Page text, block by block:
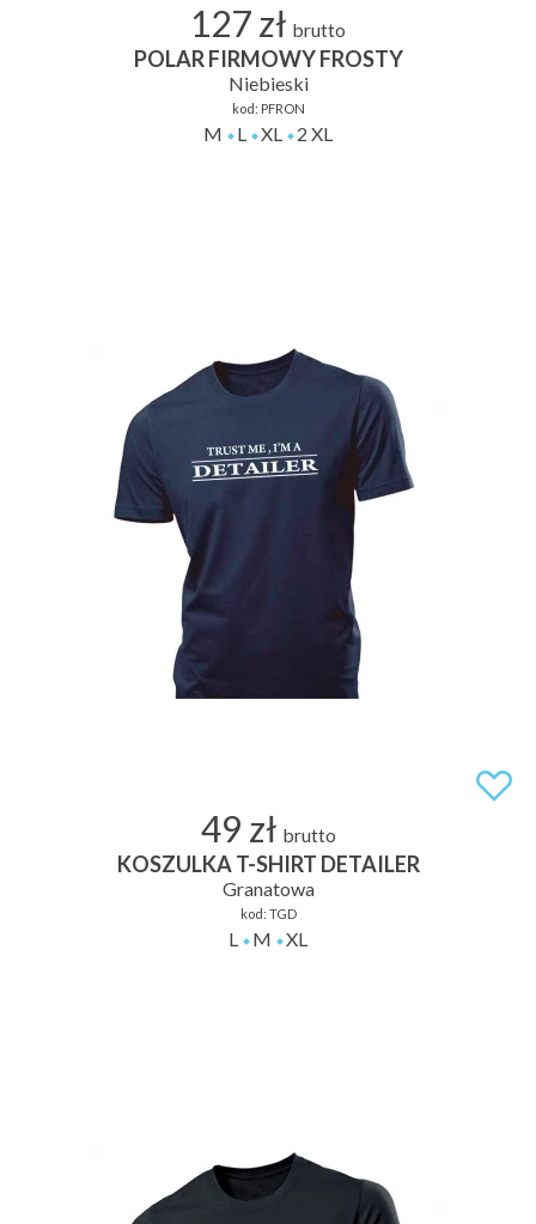
127 zł brutto
POLAR FIRMOWY FROSTY
Niebieski
kod: PFRON
M L XL 2 XL
49 zł brutto
KOSZULKA T-SHIRT DETAILER
Granatowa
kod: TGD
L M XL